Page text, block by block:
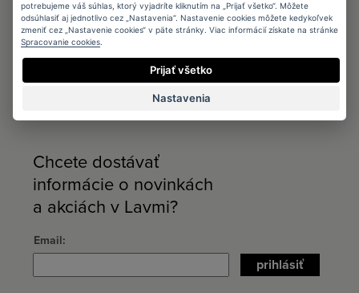
Distribúcia
Kontakt
Ku stiahnutiu
B2B
Chcete dostávať
informácie o novinkách
a akciách v Lavmi?
Email
prihlásiť
potrebujeme váš súhlas, ktorý vyjadríte kliknutím na „Prijať všetko“. Môžete
odsúhlasiť aj jednotlivo cez „Nastavenia“. Nastavenie cookies môžete kedykoľvek
zmeniť cez „Nastavenie cookies“ v päte stránky. Viac informácií získate na stránke
Spracovanie cookies
Prijať všetko
Nastavenia